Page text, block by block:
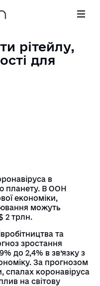
партнерство
рітейлу,
для
в
планету. В ООН
економіки,
можуть
2 трлн.
та
зростання
до 2,4% в зв’язку з
За прогнозом
спалах коронавіруса
на світову